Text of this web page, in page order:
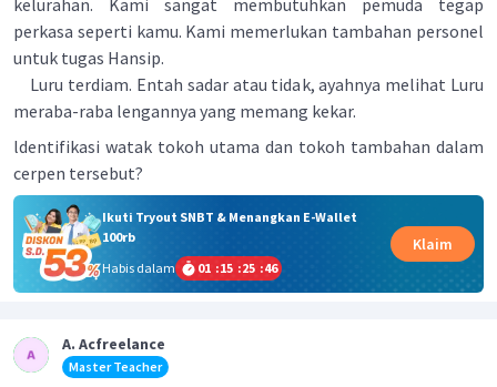
kelurahan. Kami sangat membutuhkan pemuda tegap
perkasa seperti kamu. Kami memerlukan tambahan personel
untuk tugas Hansip.
Luru terdiam. Entah sadar atau tidak, ayahnya melihat Luru
meraba-raba lengannya yang memang kekar.
ldentifikasi watak tokoh utama dan tokoh tambahan dalam
cerpen tersebut?
Ikuti Tryout SNBT & Menangkan E-Wallet
100rb
Habis dalam
01 :15 :25 :45
Klaim
A. Acfreelance
Master Teacher